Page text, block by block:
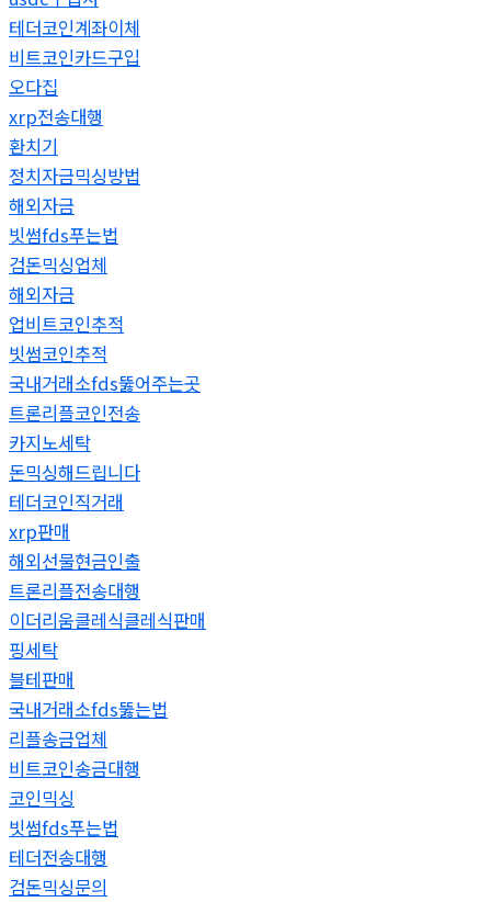
테더코인계좌이체
비트코인카드구입
오다집
xrp전송대행
환치기
정치자금믹싱방법
해외자금
빗썸fds푸는법
검돈믹싱업체
해외자금
업비트코인추적
빗썸코인추적
국내거래소fds뚫어주는곳
트론리플코인전송
카지노세탁
돈믹싱해드립니다
테더코인직거래
xrp판매
해외선물현금인출
트론리플전송대행
이더리움클레식클레식판매
핑세탁
블테판매
국내거래소fds뚫는법
리플송금업체
비트코인송금대행
코인믹싱
빗썸fds푸는법
테더전송대행
검돈믹싱문의